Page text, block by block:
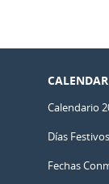
Calendario
Días
Fechas